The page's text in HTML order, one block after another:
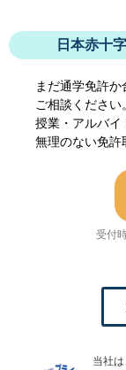
日本赤十
まだ通学免許
ご相談ください。
授業・アルバイ
無理のない免許
受付
当社